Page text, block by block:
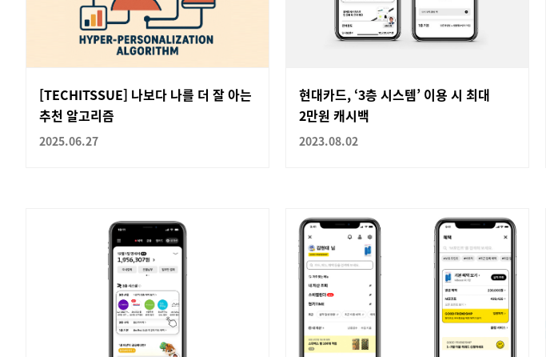
[TECHITSSUE] 나보다 나를 더 잘 아는
추천 알고리즘
2025.06.27
현대카드, ‘3층 시스템’ 이용 시 최대
2만원 캐시백
2023.08.02